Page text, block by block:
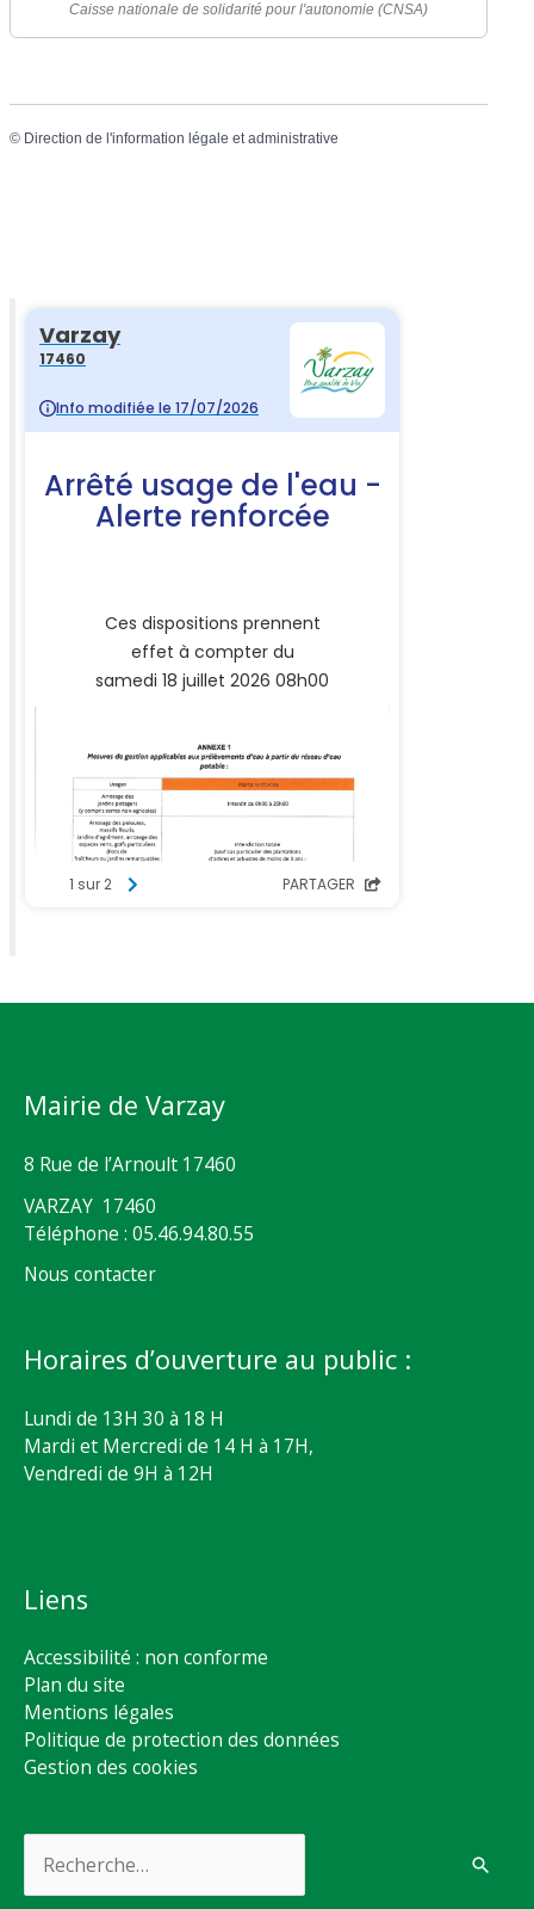
Caisse nationale de solidarité pour l'autonomie (CNSA)
© Direction de l'information légale et administrative
Mairie de Varzay
8 Rue de l’Arnoult 17460
VARZAY 17460
Téléphone : 05.46.94.80.55
Nous contacter
Horaires d’ouverture au public :
Lundi de 13H 30 à 18 H
Mardi et Mercredi de 14 H à 17H,
Vendredi de 9H à 12H
Liens
Accessibilité : non conforme
Plan du site
Mentions légales
Politique de protection des données
Gestion des cookies